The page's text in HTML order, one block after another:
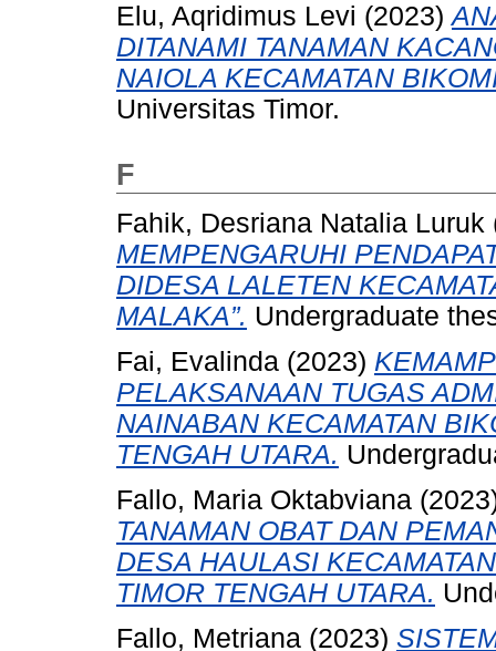
Elu, Aqridimus Levi (2023)
DITANAMI TANAMAN
NAIOLA KECAMATAN
Universitas Timor.
F
Fahik, Desriana Natalia Luruk
MEMPENGARUHI
DIDESA LALETEN
MALAKA”. Undergraduate
Fai, Evalinda (2023)
PELAKSANAAN TUGAS
NAINABAN KECAMATAN
TENGAH UTARA.
Fallo, Maria Oktabviana
TANAMAN OBAT DAN
DESA HAULASI
TIMOR TENGAH UTARA.
Fallo, Metriana (2023)